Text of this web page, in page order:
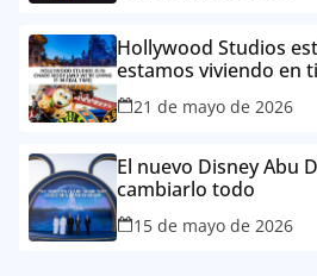
Hollywood Studios
estamos viviendo en
21 de mayo de 2026
El nuevo Disney Abu
cambiarlo todo
15 de mayo de 2026